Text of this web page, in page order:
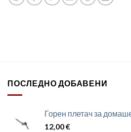
ПОСЛЕДНО ДОБАВЕНИ
Горен плетач за
12,00€